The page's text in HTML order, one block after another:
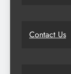
Contact Us